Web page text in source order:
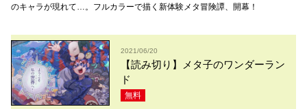
のキャラが現れて…。フルカラーで描く新体験メタ冒険譚、開幕！
2021/06/20
【読み切り】メタ子のワンダーラン
ド
無料